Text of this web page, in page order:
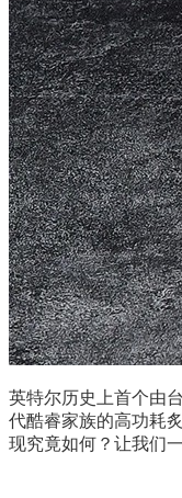
英特尔历史上首个由
代酷睿家族的高功耗
现究竟如何？让我们